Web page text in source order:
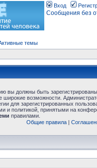
Вход
Сообщения без
темы
вы должны быть
широкие возможности.
для зарегистрированных
и политикой, принятыми на
правилами.
Общие правила|